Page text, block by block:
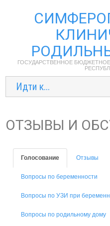
ГОСУДАРСТВЕННОЕ
Идти к...
ОТЗЫВЫ И
Голосование Отзывы
Вопросы по беременности
Вопросы по УЗИ при
Вопросы по родильному дому